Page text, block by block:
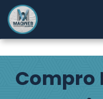
Compro